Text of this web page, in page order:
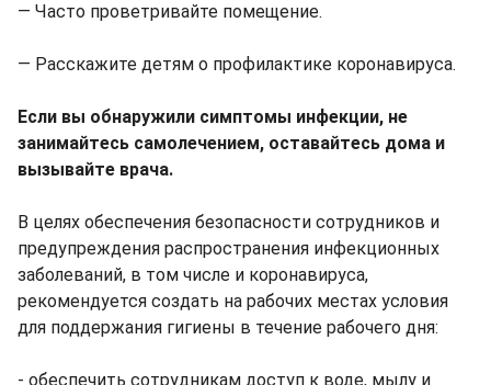
― Часто проветривайте помещение.
― Расскажите детям о профилактике коронавируса.
Если вы обнаружили симптомы инфекции, не
занимайтесь самолечением, оставайтесь дома и
вызывайте врача.
В целях обеспечения безопасности сотрудников и
предупреждения распространения инфекционных
заболеваний, в том числе и коронавируса,
рекомендуется создать на рабочих местах условия
для поддержания гигиены в течение рабочего дня:
- обеспечить сотрудникам доступ к воде, мылу и